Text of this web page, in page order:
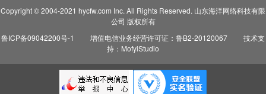
Copyright © 2004-2021 hycfw.com Inc. All Rights Reserved. 山东海洋网络科技有限
公司 版权所有
鲁ICP备09042200号-1
增值电信业务经营许可证：鲁B2-20120067
技术支
持：MofyiStudio